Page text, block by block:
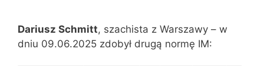
Dariusz Schmitt, szachista z Warszawy – w
dniu 09.06.2025 zdobył drugą normę IM: